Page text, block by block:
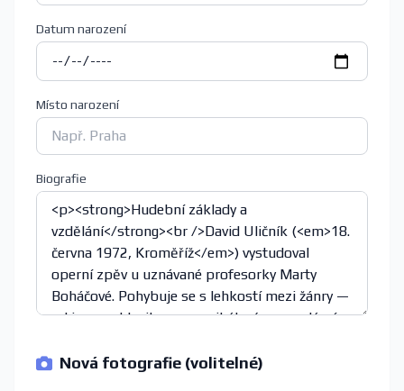
Datum narození
Místo narození
Biografie
Nová fotografie (volitelné)